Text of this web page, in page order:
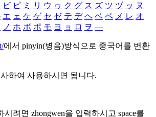
ビ ピ ミ リ ウ ゥ ク グ ス ズ ツ ヅ ッ ヌ
エ ェ ケ ゲ セ ゼ テ デ ヘ ベ ペ メ レ オ
ノ ホ ボ ポ モ ヨ ョ ロ ヲ ―
에서 pinyin(병음)방식으로 중국어를 변환
하여 사용하시면 됩니다.
시려면 zhongwen을 입력하시고 space를